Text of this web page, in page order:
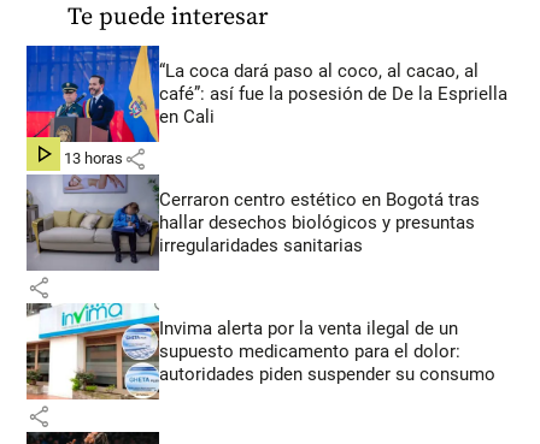
Te puede interesar
“La coca dará paso al coco, al cacao, al
café”: así fue la posesión de De la Espriella
en Cali
hace 13 horas share
Cerraron centro estético en Bogotá tras
hallar desechos biológicos y presuntas
irregularidades sanitarias
share
Invima alerta por la venta ilegal de un
supuesto medicamento para el dolor:
autoridades piden suspender su consumo
share